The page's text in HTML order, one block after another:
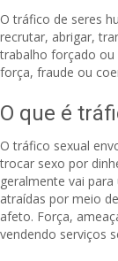
O tráfico de seres
recrutar, abrigar,
trabalho forçado ou
força, fraude ou
O que é
O tráfico sexual
trocar sexo por
geralmente vai
atraídas por meio
afeto. Força,
vendendo serviços